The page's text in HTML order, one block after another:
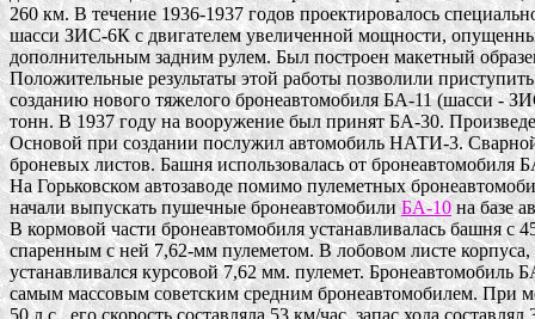
260 км. В течение 1936-1937 годов проектировалось
шасси ЗИС-6К с двигателем увеличенной мощности,
дополнительным задним рулем. Был построен макетный
Положительные результаты этой работы позволили
созданию нового тяжелого бронеавтомобиля БА-11 (шасси -
тонн. В 1937 году на вооружение был принят БА-30.
Основой при создании послужил автомобиль НАТИ-3.
броневых листов. Башня использовалась от
На Горьковском автозаводе помимо пулеметных
начали выпускать пушечные бронеавтомобили БА-10 на базе
В кормовой части бронеавтомобиля устанавливалась башня с
спаренным с ней 7,62-мм пулеметом. В лобовом листе
устанавливался курсовой 7,62 мм. пулемет.
самым массовым советским средним бронеавтомобилем. При
50 л.с., его скорость составляла 53 км/час, запас хода